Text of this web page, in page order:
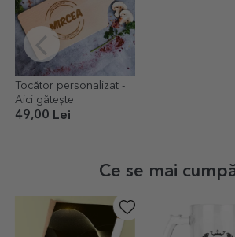
Tocător personalizat -
Aici gătește
49,00 Lei
Ce se mai